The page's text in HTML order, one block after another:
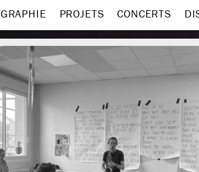
PROJETS CONCERTS